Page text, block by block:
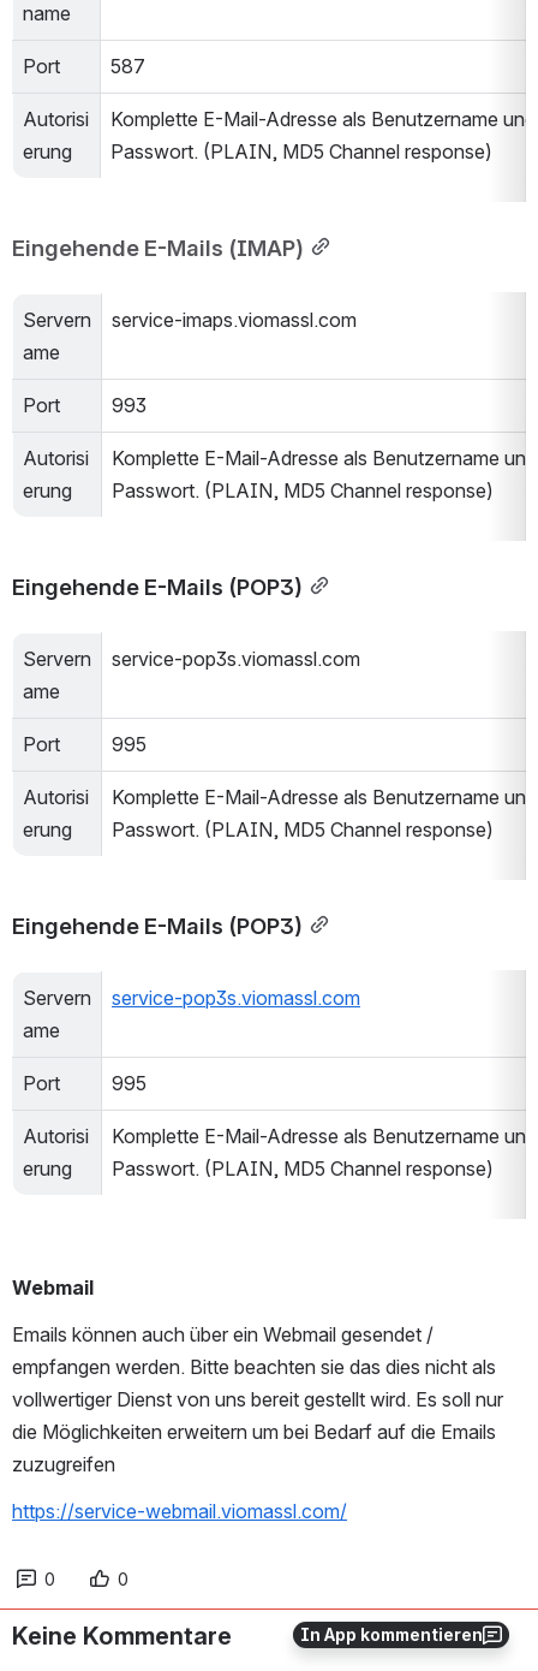
In App kommentieren
name
Port 587
Autorisi
erung
Komplette E-Mail-Adresse als Benutzername und
Passwort. (PLAIN, MD5 Channel response)
Eingehende E-Mails (IMAP)
Servern
ame
service-imaps.viomassl.com
Port 993
Autorisi
erung
Komplette E-Mail-Adresse als Benutzername und
Passwort. (PLAIN, MD5 Channel response)
Eingehende E-Mails (POP3)
Servern
ame
service-pop3s.viomassl.com
Port 995
Autorisi
erung
Komplette E-Mail-Adresse als Benutzername und
Passwort. (PLAIN, MD5 Channel response)
Eingehende E-Mails (POP3)
Servern
ame
service-pop3s.viomassl.com
Port 995
Autorisi
erung
Komplette E-Mail-Adresse als Benutzername und
Passwort. (PLAIN, MD5 Channel response)
Webmail
Emails können auch über ein Webmail gesendet /
empfangen werden. Bitte beachten sie das dies nicht als
vollwertiger Dienst von uns bereit gestellt wird. Es soll nur
die Möglichkeiten erweitern um bei Bedarf auf die Emails
zuzugreifen
https://service-webmail.viomassl.com/
0 0
Keine Kommentare